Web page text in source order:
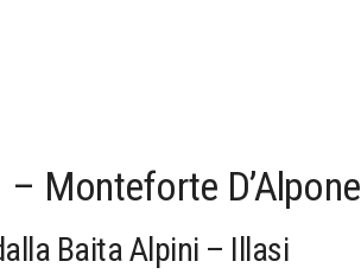
Monteforte D’Alpone
Baita Alpini – Illasi